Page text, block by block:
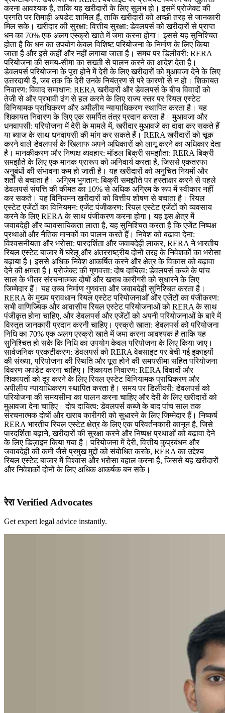
करना आवश्यक है, ताकि यह खरीदारों के लिए सुलभ हो। इसमें प्रोजेक्ट की
प्रगति पर तिमाही अपडेट शामिल हैं, ताकि खरीदारों को अच्छी तरह से जानकारी
मिल सके। खरीदार की सुरक्षा: वित्तीय सुरक्षा: डेवलपर्स को खरीदारों से प्राप्त
धन का 70% एक अलग एस्क्रो खाते में जमा करना होगा। इससे यह सुनिश्चित
होता है कि धन का उपयोग केवल विशिष्ट परियोजना के निर्माण के लिए किया
जाता है और इसे कहीं और नहीं लगाया जाता है। समय पर डिलीवरी: RERA
परियोजना की समय-सीमा का सख्ती से पालन करने का आदेश देता है।
डेवलपर्स परियोजना के पूरा होने में देरी के लिए खरीदारों को मुआवजा देने के लिए
उत्तरदायी हैं, जब तक कि देरी उनके नियंत्रण से परे कारणों से न हो। शिकायत
निवारण: विवाद समाधान: RERA खरीदारों और डेवलपर्स के बीच विवादों को
तेजी से और प्रभावी ढंग से हल करने के लिए राज्य स्तर पर रियल एस्टेट
विनियामक प्राधिकरण और अपीलीय न्यायाधिकरण स्थापित करता है। यह
शिकायत निवारण के लिए एक समर्पित तंत्र प्रदान करता है। मुआवजा और
धनवापसी: परियोजना में देरी के मामले में, खरीदार मुआवजे का दावा कर सकते हैं
या ब्याज के साथ धनवापसी की मांग कर सकते हैं। RERA खरीदारों को चूक
करने वाले डेवलपर्स के खिलाफ अपने अधिकारों को लागू करने का अधिकार देता
है। मानकीकरण और निष्पक्ष व्यवहार: मॉडल बिक्री समझौता: RERA बिक्री
समझौते के लिए एक मानक प्रारूप को अनिवार्य करता है, जिससे एकतरफा
अनुबंधों की संभावना कम हो जाती है। यह खरीदारों को अनुचित नियमों और
शर्तों से बचाता है। अग्रिम भुगतान: बिक्री समझौते पर हस्ताक्षर करने से पहले
डेवलपर्स संपत्ति की कीमत का 10% से अधिक अग्रिम के रूप में स्वीकार नहीं
कर सकते। यह विनियमन खरीदारों को वित्तीय शोषण से बचाता है। रियल
एस्टेट एजेंटों का विनियमन: एजेंट पंजीकरण: रियल एस्टेट एजेंटों को व्यवसाय
करने के लिए RERA के साथ पंजीकरण करना होगा। यह इस क्षेत्र में
जवाबदेही और व्यावसायिकता लाता है, यह सुनिश्चित करता है कि एजेंट निष्पक्ष
प्रथाओं और नैतिक मानकों का पालन करते हैं। निवेश को बढ़ावा देना:
विश्वसनीयता और भरोसा: पारदर्शिता और जवाबदेही लाकर, RERA ने भारतीय
रियल एस्टेट बाजार में घरेलू और अंतरराष्ट्रीय दोनों तरह के निवेशकों का भरोसा
बढ़ाया है। इससे अधिक निवेश आकर्षित करने और क्षेत्र के विकास को बढ़ावा
देने की क्षमता है। प्रोजेक्ट की गुणवत्ता: दोष दायित्व: डेवलपर्स कब्जे के पांच
साल के भीतर संरचनात्मक दोषों और खराब कारीगरी को सुधारने के लिए
जिम्मेदार हैं। यह उच्च निर्माण गुणवत्ता और जवाबदेही सुनिश्चित करता है।
RERA के मुख्य प्रावधान रियल एस्टेट परियोजनाओं और एजेंटों का पंजीकरण:
सभी वाणिज्यिक और आवासीय रियल एस्टेट परियोजनाओं को RERA के साथ
पंजीकृत होना चाहिए, और डेवलपर्स और एजेंटों को अपनी परियोजनाओं के बारे में
विस्तृत जानकारी प्रदान करनी चाहिए। एस्क्रो खाता: डेवलपर्स को परियोजना
निधि का 70% एक अलग एस्क्रो खाते में जमा करना आवश्यक है ताकि यह
सुनिश्चित हो सके कि निधि का उपयोग केवल परियोजना के लिए किया जाए।
सार्वजनिक प्रकटीकरण: डेवलपर्स को RERA वेबसाइट पर बेची गई इकाइयों
की संख्या, परियोजना की स्थिति और पूरा होने की समयसीमा सहित परियोजना
विवरण अपडेट करना चाहिए। शिकायत निवारण: RERA विवादों और
शिकायतों को दूर करने के लिए रियल एस्टेट विनियामक प्राधिकरण और
अपीलीय न्यायाधिकरण स्थापित करता है। समय पर डिलीवरी: डेवलपर्स को
परियोजना की समयसीमा का पालन करना चाहिए और देरी के लिए खरीदारों को
मुआवजा देना चाहिए। दोष दायित्व: डेवलपर्स कब्जे के बाद पांच साल तक
संरचनात्मक दोषों और खराब कारीगरी को सुधारने के लिए जिम्मेदार हैं। निष्कर्ष
RERA भारतीय रियल एस्टेट क्षेत्र के लिए एक परिवर्तनकारी कानून है, जिसे
पारदर्शिता बढ़ाने, खरीदारों की सुरक्षा करने और निष्पक्ष प्रथाओं को बढ़ावा देने
के लिए डिज़ाइन किया गया है। परियोजना में देरी, वित्तीय कुप्रबंधन और
जवाबदेही की कमी जैसे प्रमुख मुद्दों को संबोधित करके, RERA का उद्देश्य
रियल एस्टेट बाजार में विश्वास और भरोसा बहाल करना है, जिससे यह खरीदारों
और निवेशकों दोनों के लिए अधिक आकर्षक बन सके।
रेरा Verified Advocates
Get expert legal advice instantly.